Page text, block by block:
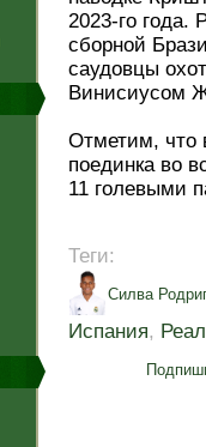
2023-го года.
сборной
саудовцы
Винисиусом
Отметим, что
поединка во
11 голевыми
Теги:
Силва
Испания,